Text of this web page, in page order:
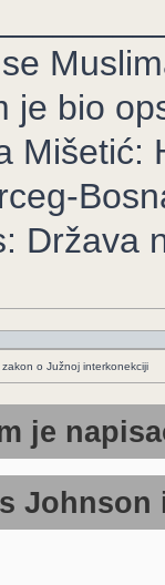
je bio
Mišetić:
Država
zakon o Južnoj interkonekciji
je
Johnson